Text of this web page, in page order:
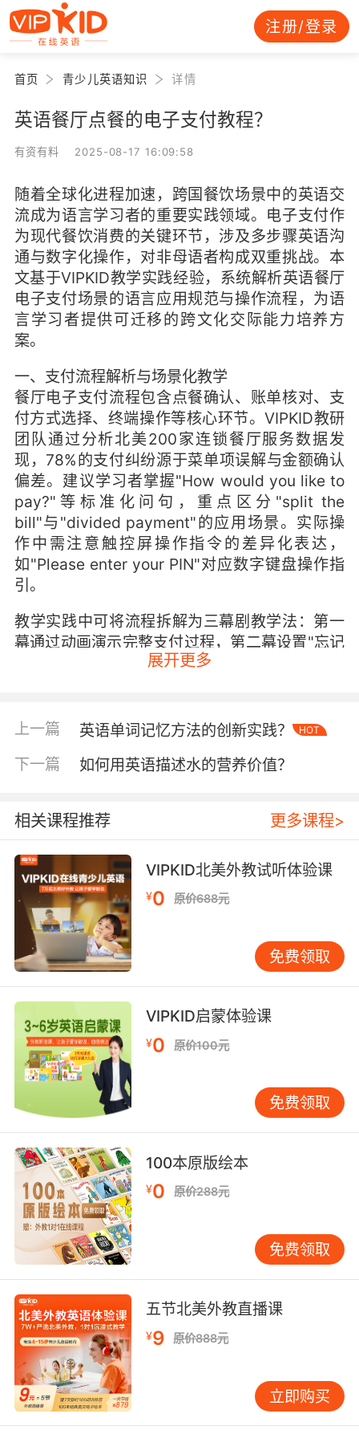
注册/登录
首页 青少儿英语知识 详情
英语餐厅点餐的电子支付教程？
有资有料 2025-08-17 16:09:58
随着全球化进程加速，跨国餐饮场景中的英语交
流成为语言学习者的重要实践领域。电子支付作
为现代餐饮消费的关键环节，涉及多步骤英语沟
通与数字化操作，对非母语者构成双重挑战。本
文基于VIPKID教学实践经验，系统解析英语餐厅
电子支付场景的语言应用规范与操作流程，为语
言学习者提供可迁移的跨文化交际能力培养方
案。
一、支付流程解析与场景化教学
餐厅电子支付流程包含点餐确认、账单核对、支
付方式选择、终端操作等核心环节。VIPKID教研
团队通过分析北美200家连锁餐厅服务数据发
现，78%的支付纠纷源于菜单项误解与金额确认
偏差。建议学习者掌握"How would you like to
pay?"等标准化问句，重点区分"split the
bill"与"divided payment"的应用场景。实际操
作中需注意触控屏操作指令的差异化表达，
如"Please enter your PIN"对应数字键盘操作指
引。
教学实践中可将流程拆解为三幕剧教学法：第一
幕通过动画演示完整支付过程，第二幕设置"忘记
密码""余额不足"等突发情境模拟，第三幕组织角
立"纸质账单-电子凭证-终端操作"的全链条英语
receipt"等设备专用术语的准确使用。
餐厅电子支付场景涉及30余种高频表达，需建立
分级语料库。基础层包括"cashless
payment""contactless payment"等通用术语，
进阶层涵盖"add tip before payment""apply
coupon code"等操作指令。VIPKID语料库分析
显示，中国学习者最易混淆"bill"与"invoice"的用
法差异，需强调前者指餐饮账单，后者特指支付
凭证。
文化维度需注意三大禁忌：美国餐厅普遍不接受
扫码支付时的"barcode scanning"请求；英国部
分场所禁用信用卡"chip and PIN"外的支付方
式；东南亚地区常遇"cash back"与"change"的
认知差异。建议通过VIPKID文化课程学习各国支
付习惯图谱，掌握"Could you guide me
through the payment process?"等万能求助句
式。实验证明，接受过文化差异培训的学习者，
海外支付成功率提升65%。
三、技术故障应对与数字素养培养
电子设备故障处理能力是数字时代的核心素养。
常见故障包括POS机断网、NFC支付失败、APP
拟器可还原87种故障状态，配套教学视频展示正
确应对步骤：保持冷静说"It seems the machine
is temporarily down"，主动寻求帮助用"Could
you call for technical support?"，避免重复操
作忌用"Don't worry, I'll try again"等可能引发误
会的表达。
展开更多
上一篇 英语单词记忆方法的创新实践？ HOT
下一篇 如何用英语描述水的营养价值？
相关课程推荐 更多课程>
VIPKID北美外教试听体验课
¥0 原价688元
免费领取
VIPKID启蒙体验课
¥0 原价100元
免费领取
100本原版绘本
¥0 原价288元
免费领取
五节北美外教直播课
¥9 原价888元
立即购买